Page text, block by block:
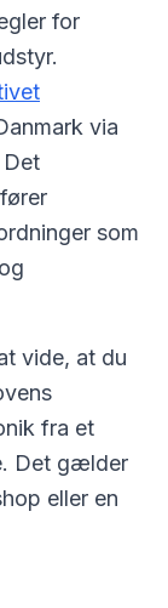
for
via
som
vide, at du
fra et
Det gælder
eller en